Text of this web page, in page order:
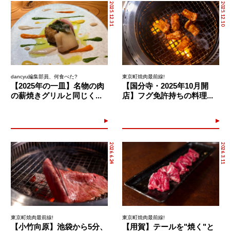
2025.12.31
dancyu編集部員、何食べた?
【2025年の一皿】名物の肉
の薪焼きグリルと同じく...
2025.12.10
東京町焼肉最前線!
【国分寺・2025年10月開
店】フグ免許持ちの料理...
2026.6.24
東京町焼肉最前線!
【小竹向原】池袋から5分、
2026.3.11
東京町焼肉最前線!
【用賀】テールを"焼く"と